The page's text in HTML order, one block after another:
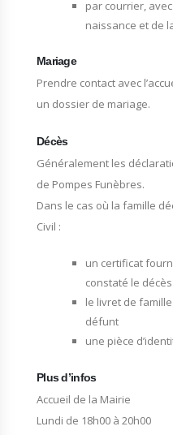
par courrier,
naissance et de
Mariage
Prendre contact avec
un dossier de mariage.
Décès
Généralement les
de Pompes Funèbres.
Dans le cas où la famille
Civil :
un certificat
constaté le décès
le livret de
défunt
une pièce
Plus d’infos
Accueil de la Mairie
Lundi de 18h00 à 20h00